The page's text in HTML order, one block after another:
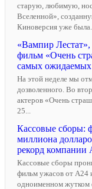
старую, любимую,
Вселенной»,
Киноверсия уже была...
«Вампир
фильм «Очень
самых ожидаемых
На этой неделе мы
дозволенного. Во
актеров «Очень
25...
Кассовые сборы:
миллиона
рекорд компании
Кассовые сборы
фильм ужасов от A24
одноименном жутком